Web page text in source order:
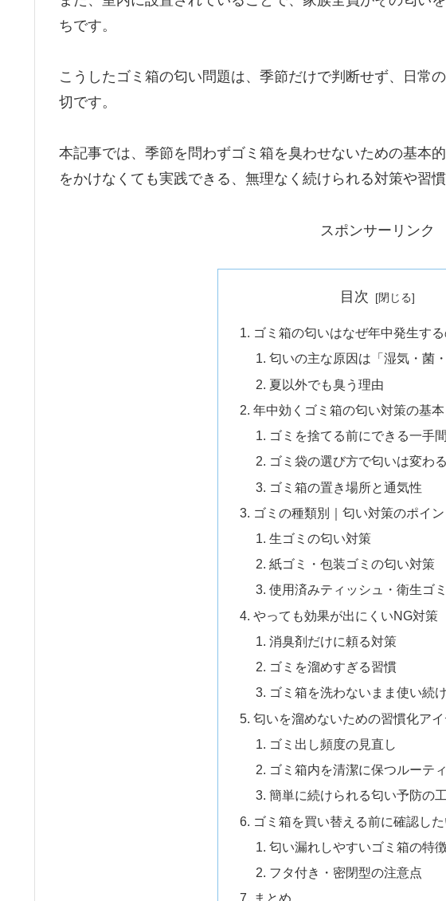
ちです。
こうしたゴミ箱の匂い問題は、季節だけで判断せず、日常
切です。
本記事では、季節を問わずゴミ箱を臭わせないための基本
をかけなくても実践できる、無理なく続けられる対策や習
スポンサーリンク
目次
ゴミ箱の匂いはなぜ年中発生す
匂いの主な原因は「湿気・菌・
夏以外でも臭う理由
年中効くゴミ箱の匂い対策の基本
ゴミを捨てる前にできる一手間
ゴミ袋の選び方で匂いは変わる
ゴミ箱の置き場所と通気性
ゴミの種類別｜匂い対策のポイン
生ゴミの匂い対策
紙ゴミ・包装ゴミの匂い対策
使用済みティッシュ・衛生ゴ
やっても効果が出にくいNG対策
消臭剤だけに頼る対策
ゴミを溜めすぎる習慣
ゴミ箱を洗わないまま使い続
匂いを溜めないための習慣化ア
ゴミ出し頻度の見直し
ゴミ箱内を清潔に保つルーテ
簡単に続けられる匂い予防の
ゴミ箱を買い替える前に確認し
匂い漏れしやすいゴミ箱の特
フタ付き・密閉型の注意点
まとめ